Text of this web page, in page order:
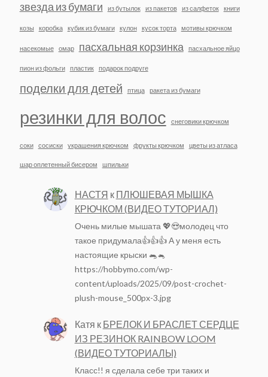
звезда из бумаги из бутылок из пакетов из салфеток книги
козы коробка кубик из бумаги кулон кусок торта мотивы крючком
насекомые омар пасхальная корзинка пасхальное яйцо
пион из фольги пластик подарок подруге
поделки для детей птица ракета из бумаги
резинки для волос снеговики крючком
соки сосиски украшения крючком фрукты крючком цветы из атласа
шар оплетенный бисером шпильки
НАСТЯ к ПЛЮШЕВАЯ МЫШКА
КРЮЧКОМ (ВИДЕО ТУТОРИАЛ)
Очень милые мышата 💖😍молодец что
такое придумала👍👍👍 А у меня есть
настоящие крыски 🐀🐁
https://hobbymo.com/wp-
content/uploads/2025/09/post-crochet-
plush-mouse_500px-3.jpg
Катя к БРЕЛОК И БРАСЛЕТ СЕРДЦЕ
ИЗ РЕЗИНОК RAINBOW LOOM
(ВИДЕО ТУТОРИАЛЫ)
Класс!! я сделала себе три таких и